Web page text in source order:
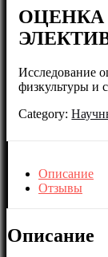
ОЦЕНКА
Исследование
физкультуры и
Category:
Описание
Отзывы
Описание